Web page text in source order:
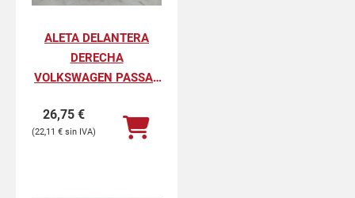
ALETA DELANTERA
DERECHA
VOLKSWAGEN PASSAT
26,75 €
22,11 €